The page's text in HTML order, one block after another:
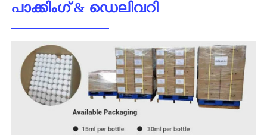
പാക്കിംഗ് & ഡെലിവറി